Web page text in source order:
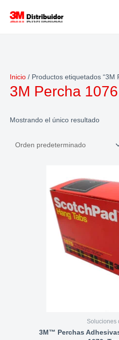
Inicio / Productos etiquetados “3M
3M Percha 1076
Mostrando el único resultado
Soluciones
3M™ Perchas